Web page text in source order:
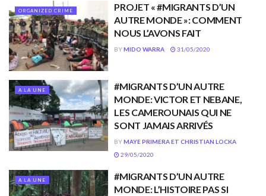
ORGANIZED CRIME
PROJET « #MIGRANTS D’UN
AUTRE MONDE »: COMMENT
NOUS L’AVONS FAIT
BYMIDO WARRA 31/05/2020
A LA UNE
#MIGRANTS D’UN AUTRE
MONDE: VICTOR ET NEBANE,
LES CAMEROUNAIS QUI NE
SONT JAMAIS ARRIVÉS
BYMAYE PRIMERA ET CHRISTIAN LOCKA
29/05/2020
A LA UNE
#MIGRANTS D’UN AUTRE
MONDE: L’HISTOIRE PAS SI